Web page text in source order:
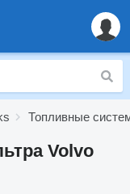
Топливные
Volvo